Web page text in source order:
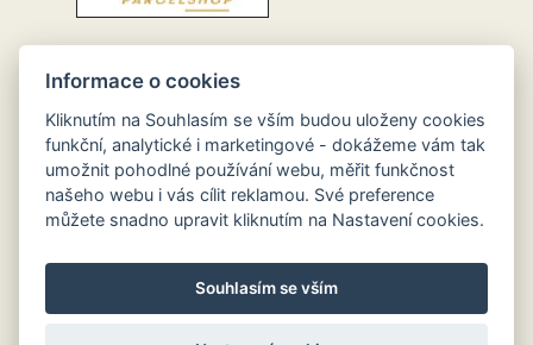
Informace o cookies
Kliknutím na Souhlasím se vším budou uloženy cookies
funkční, analytické i marketingové - dokážeme vám tak
umožnit pohodlné používání webu, měřit funkčnost
našeho webu i vás cílit reklamou. Své preference
můžete snadno upravit kliknutím na Nastavení cookies.
Souhlasím se vším